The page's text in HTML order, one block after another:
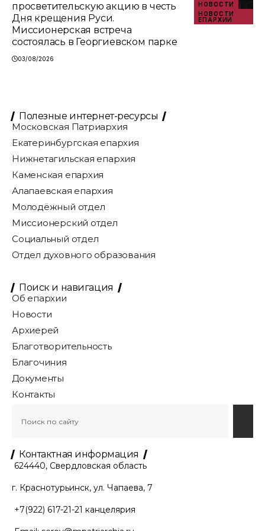
НОВОСТИ
НОВОСТИ
ЕПАРХИИ
просветительскую акцию в честь
Дня крещения Руси.
Миссионерская встреча
состоялась в Георгиевском парке
03/08/2026
Полезные интернет-ресурсы
Московская Патриархия
Екатеринбургская епархия
Нижнетагильская епархия
Каменская епархия
Алапаевская епархия
Молодёжный отдел
Миссионерский отдел
Социальный отдел
Отдел духовного образования
Поиск и навигация
Об епархии
Новости
Архиерей
Благотворительность
Благочиния
Документы
Контакты
Контактная информация
624440, Свердловская область
г. Краснотурьинск, ул. Чапаева, 7
+7(922) 617-21-21 канцелярия